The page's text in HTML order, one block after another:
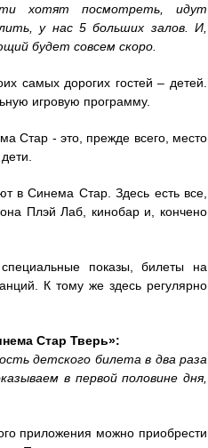
хотят посмотреть, идут
у нас 5 больших залов. И,
будет совсем скоро.
самых дорогих гостей – детей.
игровую программу.
Стар - это, прежде всего, место
в Синема Стар. Здесь есть все,
Плэй Лаб, кинобар и, кончено
показы, билеты на
К тому же здесь регулярно
Стар Тверь»:
детского билета в два раза
в первой половине дня,
приложения можно приобрести